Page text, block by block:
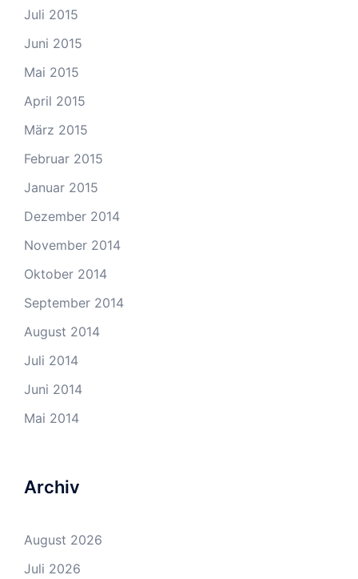
Juli 2015
Juni 2015
Mai 2015
April 2015
März 2015
Februar 2015
Januar 2015
Dezember 2014
November 2014
Oktober 2014
September 2014
August 2014
Juli 2014
Juni 2014
Mai 2014
Archiv
August 2026
Juli 2026